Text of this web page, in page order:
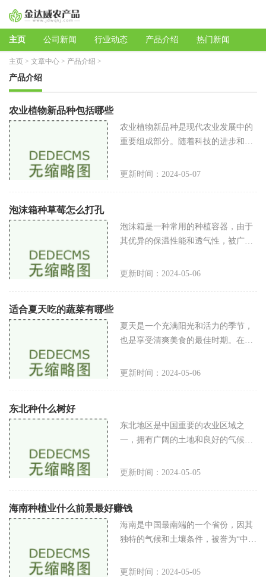
主页 公司新闻 行业动态 产品介绍 热门新闻
主页 > 文章中心 > 产品介绍 >
产品介绍
农业植物新品种包括哪些
农业植物新品种是现代农业发展中的
重要组成部分。随着科技的进步和人
业植物新品种不断涌现。这些新品种
更新时间：2024-05-07
泡沫箱种草莓怎么打孔
泡沫箱是一种常用的种植容器，由于
其优异的保温性能和透气性，被广泛
于初学者来说，泡沫箱如何打孔可能
更新时间：2024-05-06
适合夏天吃的蔬菜有哪些
夏天是一个充满阳光和活力的季节，
也是享受清爽美食的最佳时期。在夏
品，还需要食用一些适合这个季节的
更新时间：2024-05-06
东北种什么树好
东北地区是中国重要的农业区域之
一，拥有广阔的土地和良好的气候条
东北地区，种植树木是农民们重要的
更新时间：2024-05-05
海南种植业什么前景最好赚钱
海南是中国最南端的一个省份，因其
独特的气候和土壤条件，被誉为“中国
日照充足，雨量充沛，土壤肥沃，加
更新时间：2024-05-05